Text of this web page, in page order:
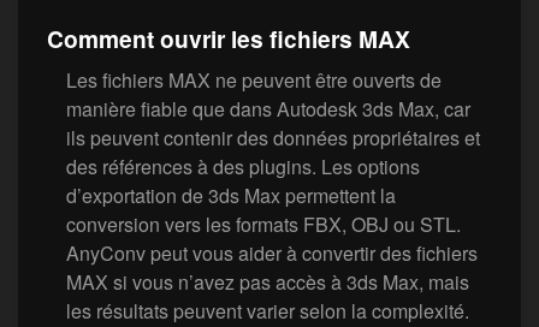
Comment ouvrir les fichiers MAX
Les fichiers MAX ne peuvent être ouverts de
manière fiable que dans Autodesk 3ds Max, car
ils peuvent contenir des données propriétaires et
des références à des plugins. Les options
d’exportation de 3ds Max permettent la
conversion vers les formats FBX, OBJ ou STL.
AnyConv peut vous aider à convertir des fichiers
MAX si vous n’avez pas accès à 3ds Max, mais
les résultats peuvent varier selon la complexité.